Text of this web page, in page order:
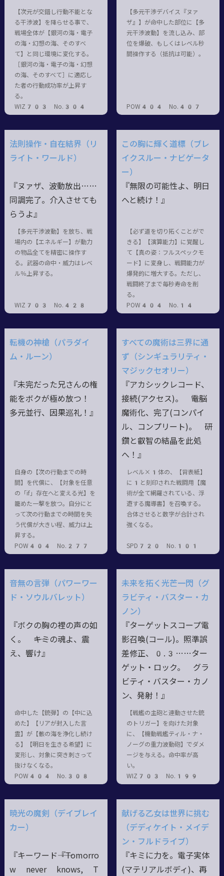
【次元が交錯し行動不能とな
る干渉波】を降らせる事で、
戦場全体が【銀河の海・電子
の海・幻想の海、そのすべ
て】と同じ環境に変化する。
［銀河の海・電子の海・幻想
の海、そのすべて］に適応し
た者の行動成功率が上昇す
る。
WIZ703 No.304
【多元干渉デバイス『ヌァ
ザ』】が命中した部位に【多
元干渉波動】を流し込み、部
位を爆破、もしくはレベル秒
間操作する（抵抗は可能）。
POW404 No.407
法則操作・自在結界（リ
ライト・ワールド）
『ヌァザ、波動放出……
同調完了。介入させても
らうよ』
【多元干渉波動】を放ち、戦
場内の【エネルギー】が動力
の物品全てを精密に操作す
る。武器の命中・威力はレベ
ル％上昇する。
WIZ703 No.428
この胸に輝く道標（ブレ
イクスルー・ナビゲータ
ー）
『無限の可能性よ、明日
へと続け！』
【必ず道を切り拓くことがで
きる】【演算能力】に覚醒し
て【真の姿：フルスペックモ
ード】に変身し、戦闘能力が
爆発的に増大する。ただし、
戦闘終了まで毎秒寿命を削
る。
POW404 No.14
転機の神槍（パラダイ
ム・ルーン）
『未完だった兄さんの権
能をボクが極め放つ！
多元並行、因果巡礼！』
自身の【次の行動までの時
間】を代償に、【対象を任意
の「if」存在へと変える光】を
籠めた一撃を放つ。自分にと
って次の行動までの時間を失
う代償が大きい程、威力は上
昇する。
POW404 No.277
すべての魔術は三界に通
ず（シンギュラリティ・
マジックセオリー）
『アカシックレコード、
接続(アクセス)。 ――電脳
魔術化、完了(コンパイ
ル、コンプリート)。 研
鑽と叡智の結晶を此処
へ！』
レベル×1体の、【背表紙】
に1と刻印された戦闘用【魔
術が全て網羅されている、浮
遊する魔導書】を召喚する。
合体させると数字が合計され
強くなる。
SPD720 No.101
音無の言弾（パワーワー
ド・ソウルバレット）
『ボクの胸の裡の声の如
く。 ――キミの魂よ、震
え、響け』
命中した【銃弾】の【中に込
めた】【リアが封入した言
霊】が【骸の海を浄化し続け
る】【明日を生きる希望】に
変形し、対象に突き刺さって
抜けなくなる。
POW404 No.308
未来を拓く光芒一閃（グ
ラビティ・バスター・カ
ノン）
『ターゲットスコープ電
影召喚(コール)。照準誤
差修正、0.3……ター
ゲット・ロック。 グラ
ビティ・バスター・カノ
ン、発射！』
【戦艦の主砲と連動させた銃
のトリガー】を向けた対象
に、【機動戦艦ティル・ナ・
ノーグの重力波動砲】でダメ
ージを与える。命中率が高
い。
WIZ703 No.199
暁光の魔剣（デイブレイ
カー）
『キーワード――『Tomorro
w never knows, T
献げる乙女は世界に挑む
（デディケイト・メイデ
ン・フルドライブ）
『キミに力を。電子実体
(マテリアルボディ)、再